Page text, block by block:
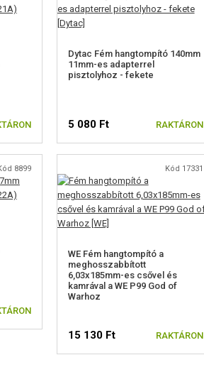
Dytac Fém hangtompító 140mm
11mm-es adapterrel
pisztolyhoz - fekete
5 080 Ft RAKTÁRON
8899 Kód 17331
WE Fém hangtompító a
meghosszabbított
6,03x185mm-es csővel és
kamrával a WE P99 God of
Warhoz
15 130 Ft RAKTÁRON